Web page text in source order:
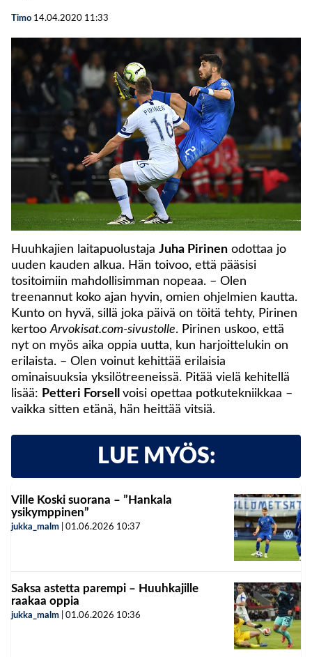
Timo 14.04.2020 11:33
Huuhkajien laitapuolustaja Juha Pirinen odottaa jo
uuden kauden alkua. Hän toivoo, että pääsisi
tositoimiin mahdollisimman nopeaa. – Olen
treenannut koko ajan hyvin, omien ohjelmien kautta.
Kunto on hyvä, sillä joka päivä on töitä tehty, Pirinen
kertooArvokisat.com-sivustolle. Pirinen uskoo, että
nyt on myös aika oppia uutta, kun harjoittelukin on
erilaista. – Olen voinut kehittää erilaisia
ominaisuuksia yksilötreeneissä. Pitää vielä kehitellä
lisää: Petteri Forsell voisi opettaa potkutekniikkaa –
vaikka sitten etänä, hän heittää vitsiä.
LUE MYÖS:
Ville Koski suorana – ”Hankala
ysikymppinen”
jukka_malm 01.06.2026 10:37
Saksa astetta parempi – Huuhkajille
raakaa oppia
jukka_malm 01.06.2026 10:36